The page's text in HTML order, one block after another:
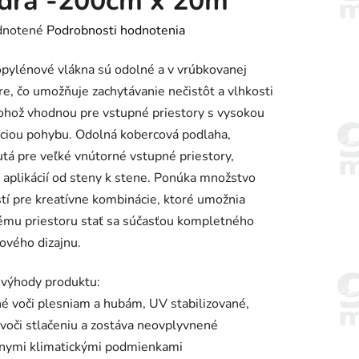
Podrobnosti hodnotenia
vlákna sú odolné a v vrúbkovanej
čo umožňuje zachytávanie nečistôt a vlhkosti
vhodnou pre vstupné priestory s vysokou
pohybu. Odolná kobercová podlaha,
pre veľké vnútorné vstupné priestory,
od steny k stene. Ponúka množstvo
pre kreatívne kombinácie, ktoré umožnia
priestoru stať sa súčasťou kompletného
dizajnu.
produktu:
voči plesniam a hubám, UV stabilizované,
stlačeniu a zostáva neovplyvnené
klimatickými podmienkami